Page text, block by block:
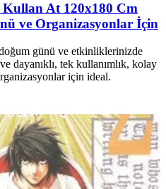
At 120x180 Cm
ve Organizasyonlar İçin
günü ve etkinliklerinizde
dayanıklı, tek kullanımlık, kolay
için ideal.